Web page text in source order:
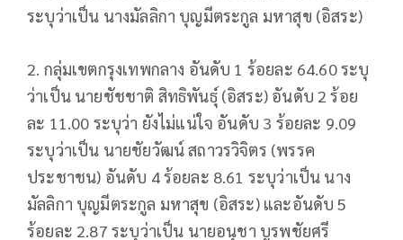
ระบุว่าเป็น นางมัลลิกา บุญมีตระกูล มหาสุข (อิสระ)
2. กลุ่มเขตกรุงเทพกลาง อันดับ 1 ร้อยละ 64.60 ระบุ
ว่าเป็น นายชัชชาติ สิทธิพันธุ์ (อิสระ) อันดับ 2 ร้อย
ละ 11.00 ระบุว่า ยังไม่แน่ใจ อันดับ 3 ร้อยละ 9.09
ระบุว่าเป็น นายชัยวัฒน์ สถาวรวิจิตร (พรรค
ประชาชน) อันดับ 4 ร้อยละ 8.61 ระบุว่าเป็น นาง
มัลลิกา บุญมีตระกูล มหาสุข (อิสระ) และอันดับ 5
ร้อยละ 2.87 ระบุว่าเป็น นายอนุชา บูรพชัยศรี